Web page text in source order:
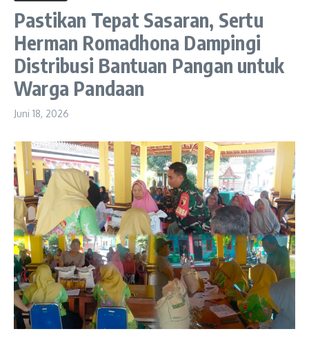
Pastikan Tepat Sasaran, Sertu
Herman Romadhona Dampingi
Distribusi Bantuan Pangan untuk
Warga Pandaan
Juni 18, 2026